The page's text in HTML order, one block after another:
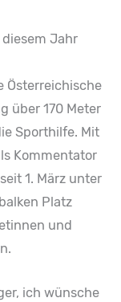
Jahr
Österreichische
über 170 Meter
Sporthilfe. Mit
Kommentator
1. März unter
Platz
und
ich wünsche